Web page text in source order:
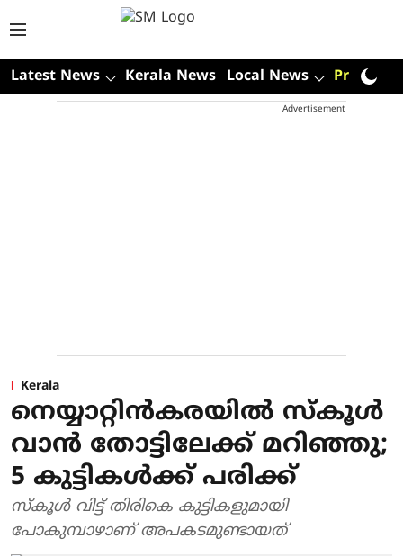
Latest News Kerala News Local News Premium
Advertisement
Kerala
നെയ്യാറ്റിന്‍കരയില്‍ സ്‌കൂള്‍
വാന്‍ തോട്ടിലേക്ക് മറിഞ്ഞു;
5 കുട്ടികള്‍ക്ക് പരിക്ക്
സ്‌കൂള്‍ വിട്ട് തിരികെ കുട്ടികളുമായി
പോകുമ്പാഴാണ് അപകടമുണ്ടായത്